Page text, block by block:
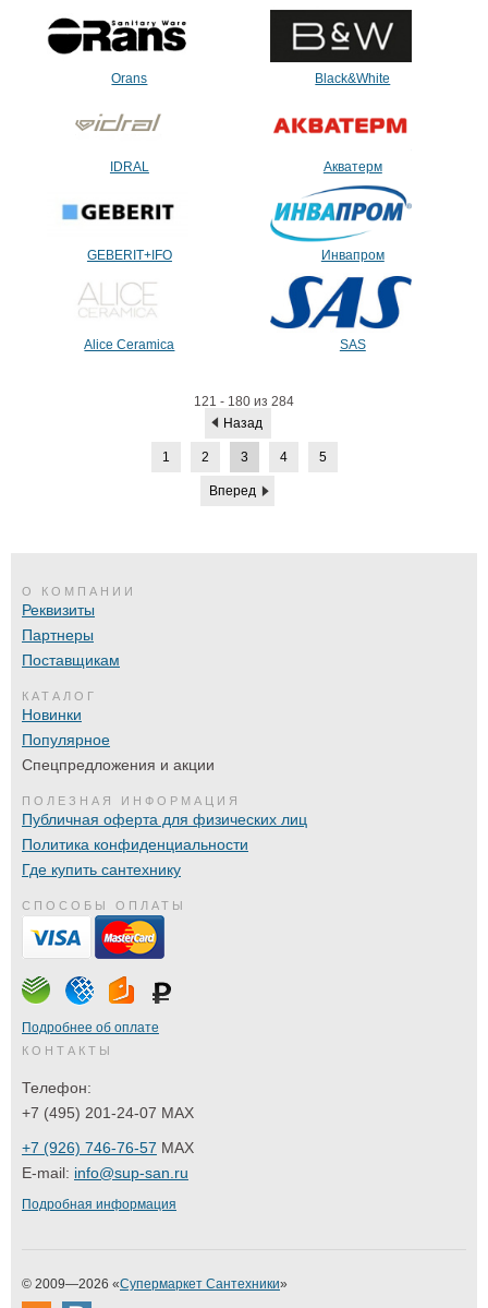
Orans Black&White
IDRAL Акватерм
GEBERIT+IFO Инвапром
Alice Ceramica SAS
121 - 180 из 284
Назад
1 2 3 4 5
Вперед
О КОМПАНИИ
Реквизиты
Партнеры
Поставщикам
КАТАЛОГ
Новинки
Популярное
Спецпредложения и акции
ПОЛЕЗНАЯ ИНФОРМАЦИЯ
Публичная оферта для физических лиц
Политика конфиденциальности
Где купить сантехнику
СПОСОБЫ ОПЛАТЫ
Подробнее об оплате
КОНТАКТЫ
Телефон:
+7 (495) 201-24-07 MAX
+7 (926) 746-76-57 MAX
E-mail: info@sup-san.ru
Подробная информация
© 2009—2026 «Супермаркет Сантехники»